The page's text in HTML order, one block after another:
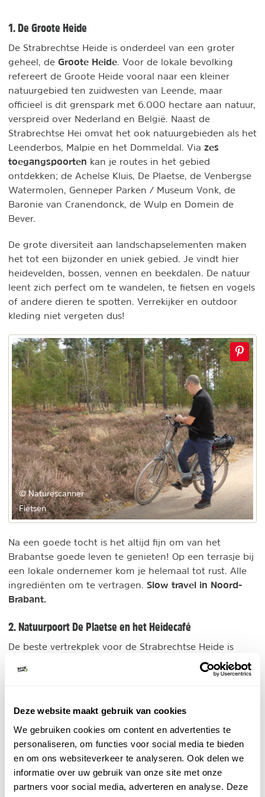
Deze website maakt gebruik van cookies
We gebruiken cookies om content en advertenties te
personaliseren, om functies voor social media te bieden
en om ons websiteverkeer te analyseren. Ook delen we
informatie over uw gebruik van onze site met onze
partners voor social media, adverteren en analyse. Deze
1. De Groote Heide
De Strabrechtse Heide is onderdeel van een groter
geheel, de Groote Heide . Voor de lokale bevolking
refereert de Groote Heide vooral naar een kleiner
natuurgebied ten zuidwesten van Leende, maar
officieel is dit grenspark met 6.000 hectare aan natuur,
verspreid over Nederland en België. Naast de
Strabrechtse Hei omvat het ook natuurgebieden als het
Leenderbos, Malpie en het Dommeldal. Via zes
toegangspoorten kan je routes in het gebied
ontdekken; de Achelse Kluis, De Plaetse, de Venbergse
Watermolen, Genneper Parken / Museum Vonk, de
Baronie van Cranendonck, de Wulp en Domein de
Bever.
De grote diversiteit aan landschapselementen maken
het tot een bijzonder en uniek gebied. Je vindt hier
heidevelden, bossen, vennen en beekdalen. De natuur
leent zich perfect om te wandelen, te fietsen en vogels
of andere dieren te spotten. Verrekijker en outdoor
kleding niet vergeten dus!
© Naturescanner
Fietsen
Na een goede tocht is het altijd fijn om van het
Brabantse goede leven te genieten! Op een terrasje bij
een lokale ondernemer kom je helemaal tot rust. Alle
ingrediënten om te vertragen. Slow travel in Noord-
Brabant.
2. Natuurpoort De Plaetse en het Heidecafé
De beste vertrekplek voor de Strabrechtse Heide is
Natuurpoort De Plaetse. Hier grazen circa 350
Kempische heideschapen bij de
schaapskooi . In
lekker. Neem ook de tijd voor een kijkje in de heidetuin,
bij het insectenhotel en de bijenkasten.